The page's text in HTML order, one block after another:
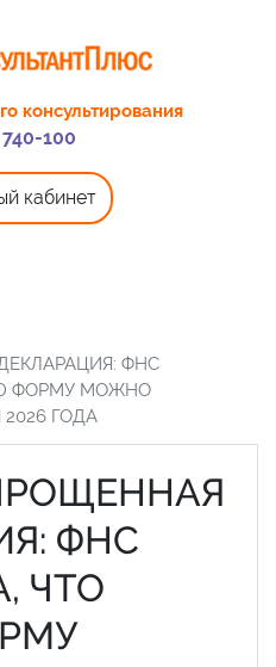
консультирования
100
кабинет
ФНС
ФОРМУ МОЖНО
ГОДА
ФНС
ЧТО